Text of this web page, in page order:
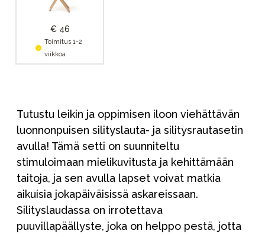
€ 46
Toimitus 1-2
viikkoa
Tutustu leikin ja oppimisen iloon viehättävän
luonnonpuisen silityslauta- ja silitysrautasetin
avulla! Tämä setti on suunniteltu
stimuloimaan mielikuvitusta ja kehittämään
taitoja, ja sen avulla lapset voivat matkia
aikuisia jokapäiväisissä askareissaan.
Silityslaudassa on irrotettava
puuvillapäällyste, joka on helppo pestä, jotta